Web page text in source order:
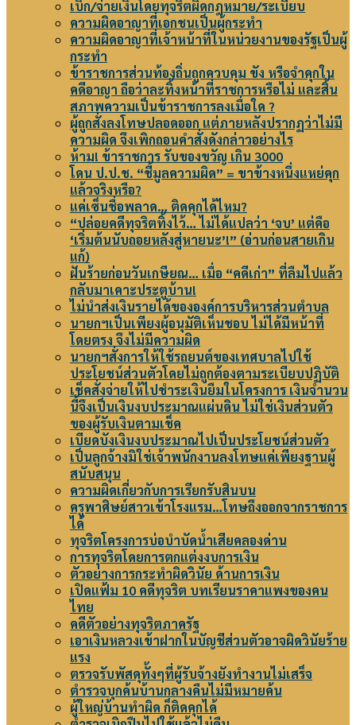
เบิก/จ่ายเงินโดยทุจริตผิดกฎหมาย/ระเบียบ
ความผิดอาญาที่เอกชนเป็นผู้กระทำ
ความผิดอาญาที่เจ้าหน้าที่ในหน่วยงานของรัฐเป็นผู้
กระทำ
ข้าราชการส่วนท้องถิ่นถูกควบคุม ขัง หรือจำคุกใน
คดีอาญา ถือว่าละทิ้งหน้าที่ราชการหรือไม่ และสิ้น
สภาพความเป็นข้าราชการลงเมื่อใด ?
ผู้ถูกสั่งลงโทษปลอดออก แต่ภายหลังปรากฏว่าไม่มี
ความผิด จึงเพิกถอนคำสั่งดังกล่าวอย่างไร
ห้าม! ข้าราชการ รับของขวัญ เกิน 3000
โดน ป.ป.ช. “ชี้มูลความผิด” = ขาข้างหนึ่งแหย่คุก
แล้วจริงหรือ?
แค่เซ็นชื่อพลาด… ติดคุกได้ไหม?
“ปล่อยคดีทุจริตทิ้งไว้… ไม่ได้แปลว่า ‘จบ’ แต่คือ
‘เริ่มต้นนับถอยหลังสู่หายนะ’!” (อ่านก่อนสายเกิน
แก้)
ฝันร้ายก่อนวันเกษียณ… เมื่อ “คดีเก่า” ที่ลืมไปแล้ว
กลับมาเคาะประตูบ้าน!
ไม่นำส่งเงินรายได้ขององค์การบริหารส่วนตำบล
นายกฯเป็นเพียงผู้อนุมัติเห็นชอบ ไม่ได้มีหน้าที่
โดยตรง จึงไม่มีความผิด
นายกฯสั่งการให้ใช้รถยนต์ของเทศบาลไปใช้
ประโยชน์ส่วนตัวโดยไม่ถูกต้องตามระเบียบปฏิบัติ
เช็คสั่งจ่ายให้ไปชำระเงินยืมในโครงการ เงินจำนวน
นี้จึงเป็นเงินงบประมาณแผ่นดิน ไม่ใช่เงินส่วนตัว
ของผู้รับเงินตามเช็ค
เบียดบังเงินงบประมาณไปเป็นประโยชน์ส่วนตัว
เป็นลูกจ้างมิใช่เจ้าพนักงานลงโทษแค่เพียงฐานผู้
สนับสนุน
ความผิดเกี่ยวกับการเรียกรับสินบน
ครูพาศิษย์สาวเข้าโรงแรม…โทษถึงออกจากราชการ
ได้
ทุจริตโครงการบ่อบำบัดน้ำเสียคลองด่าน
การทุจริตโดยการตกแต่งงบการเงิน
ตัวอย่างการกระทำผิดวินัย ด้านการเงิน
เปิดแฟ้ม 10 คดีทุจริต บทเรียนราคาแพงของคน
ไทย
คดีตัวอย่างทุจริตภาครัฐ
เอาเงินหลวงเข้าฝากในบัญชีส่วนตัวอาจผิดวินัยร้าย
แรง
ตรวจรับพัสดุทั้งๆที่ผู้รับจ้างยังทำงานไม่เสร็จ
ตำรวจบุกค้นบ้านกลางคืนไม่มีหมายค้น
ผู้ใหญ่บ้านทำผิด ก็ติดคุกได้